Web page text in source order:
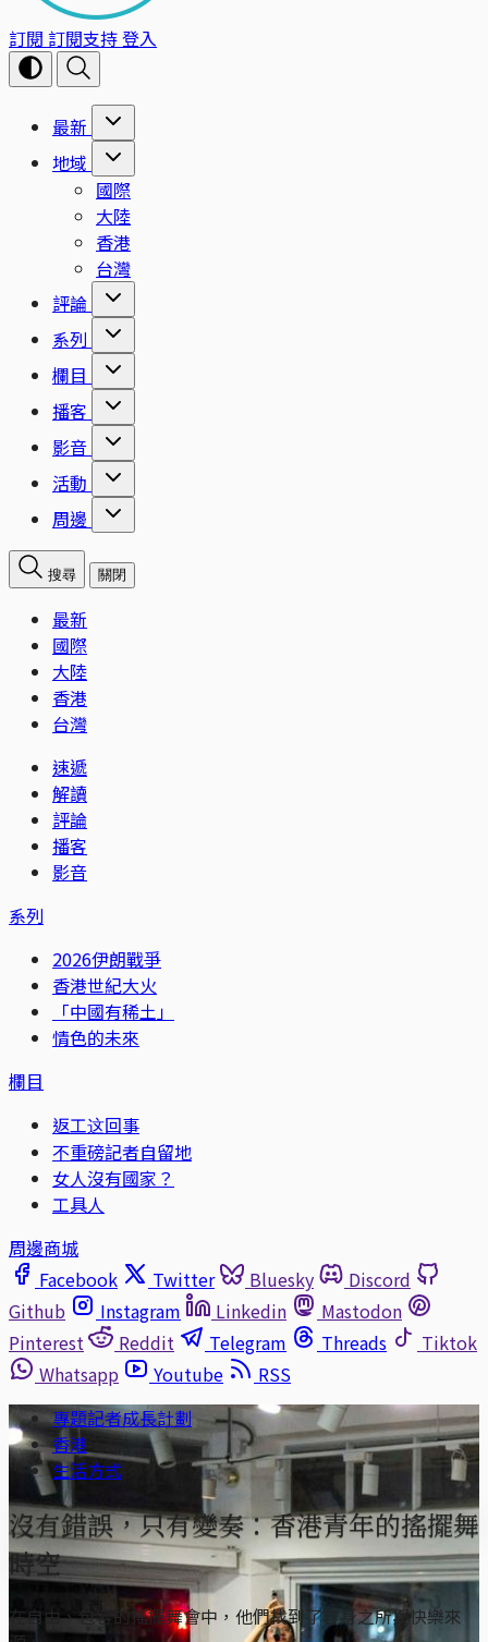
訂閱 訂閱支持登入
最新
地域
國際
大陸
香港
台灣
評論
系列
欄目
播客
影音
活動
周邊
搜尋 關閉
最新
國際
大陸
香港
台灣
速遞
解讀
評論
播客
影音
系列
2026伊朗戰爭
香港世紀大火
「中國有稀土」
情色的未來
欄目
返工这回事
不重磅記者自留地
女人沒有國家？
工具人
周邊商城
Facebook
Twitter Bluesky
Discord
Github
Instagram Linkedin
Mastodon
Pinterest
Reddit Telegram Threads
Tiktok
Whatsapp
Youtube
RSS
專題記者成長計劃
香港
生活方式
沒有錯誤，只有變奏：香港青年的搖擺舞
時空
在自由、包容的搖擺舞會中，他們找到了容身之所與快樂來